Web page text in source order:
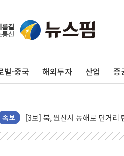
벌·중국 해외투자 산업 증
속보
양주 섬유염색공장서 화재 1명
김정관 산업부 장관 "주 52시간
[3보] 북, 원산서 동해로 단거리
우크라 드론 전술, 중남미 콜롬